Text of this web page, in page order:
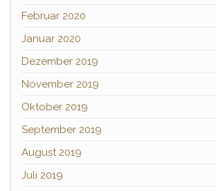
Februar 2020
Januar 2020
Dezember 2019
November 2019
Oktober 2019
September 2019
August 2019
Juli 2019